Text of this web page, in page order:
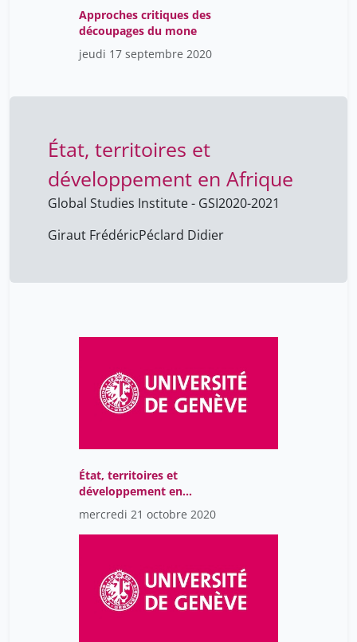
Approches critiques des
découpages du mone
jeudi 17 septembre 2020
État, territoires et
développement en Afrique
Global Studies Institute - GSI2020-2021
Giraut FrédéricPéclard Didier
État, territoires et
développement en
mercredi 21 octobre 2020